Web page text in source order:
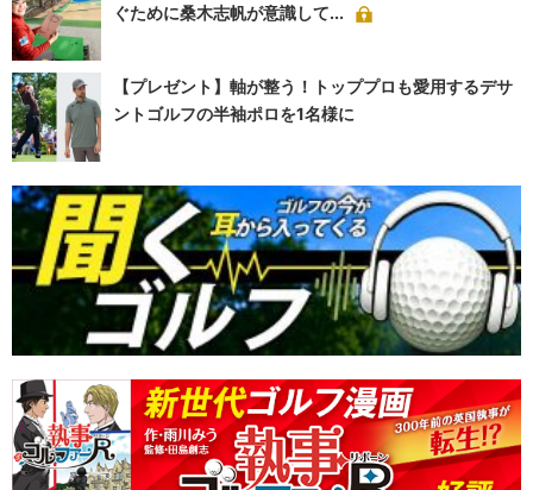
ぐために桑木志帆が意識して...
【プレゼント】軸が整う！トッププロも愛用するデサ
ントゴルフの半袖ポロを1名様に